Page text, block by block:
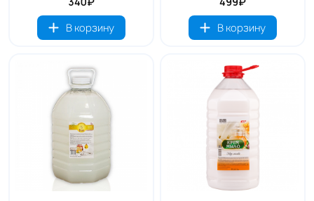
В корзину
В корзину